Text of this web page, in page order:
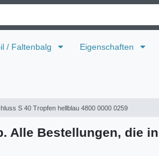
/ Faltenbalg Eigenschaften
S 40 Tropfen hellblau 4800 0000 0259
Alle Bestellungen, die